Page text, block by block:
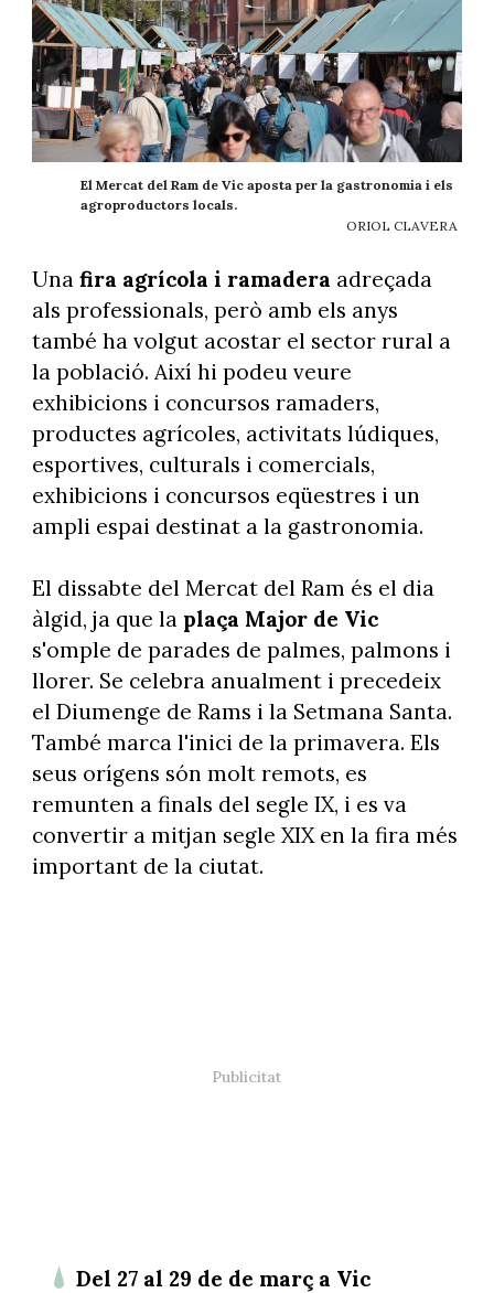
El Mercat del Ram de Vic aposta per la gastronomia i els
agroproductors locals.
ORIOL CLAVERA
Una fira agrícola i ramadera adreçada
als professionals, però amb els anys
també ha volgut acostar el sector rural a
la població. Així hi podeu veure
exhibicions i concursos ramaders,
productes agrícoles, activitats lúdiques,
esportives, culturals i comercials,
exhibicions i concursos eqüestres i un
ampli espai destinat a la gastronomia.
El dissabte del Mercat del Ram és el dia
àlgid, ja que la plaça Major de Vic
s'omple de parades de palmes, palmons i
llorer. Se celebra anualment i precedeix
el Diumenge de Rams i la Setmana Santa.
També marca l'inici de la primavera. Els
seus orígens són molt remots, es
remunten a finals del segle IX, i es va
convertir a mitjan segle XIX en la fira més
important de la ciutat.
Del 27 al 29 de de març a Vic